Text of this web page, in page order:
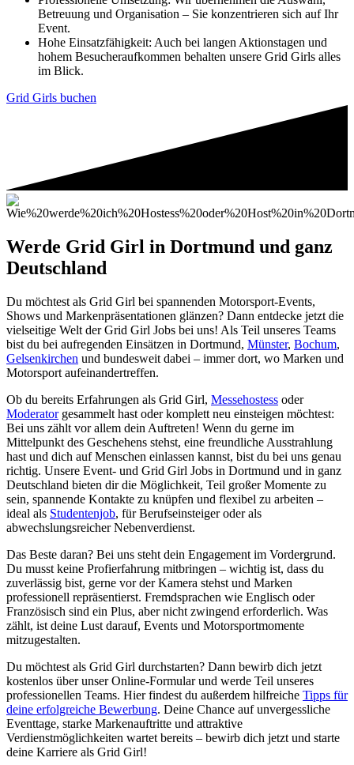
Betreuung und Organisation – Sie konzentrieren sich auf Ihr
Event.
Hohe Einsatzfähigkeit: Auch bei langen Aktionstagen und
hohem Besucheraufkommen behalten unsere Grid Girls alles
im Blick.
Grid Girls buchen
Werde Grid Girl in Dortmund und ganz
Deutschland
Du möchtest als Grid Girl bei spannenden Motorsport-Events,
Shows und Markenpräsentationen glänzen? Dann entdecke jetzt die
vielseitige Welt der Grid Girl Jobs bei uns! Als Teil unseres Teams
bist du bei aufregenden Einsätzen in Dortmund, Münster, Bochum,
Gelsenkirchen und bundesweit dabei – immer dort, wo Marken und
Motorsport aufeinandertreffen.
Ob du bereits Erfahrungen als Grid Girl, Messehostess oder
Moderatorgesammelt hast oder komplett neu einsteigen möchtest:
Bei uns zählt vor allem dein Auftreten! Wenn du gerne im
Mittelpunkt des Geschehens stehst, eine freundliche Ausstrahlung
hast und dich auf Menschen einlassen kannst, bist du bei uns genau
richtig. Unsere Event- und Grid Girl Jobs in Dortmund und in ganz
Deutschland bieten dir die Möglichkeit, Teil großer Momente zu
sein, spannende Kontakte zu knüpfen und flexibel zu arbeiten –
ideal als Studentenjob, für Berufseinsteiger oder als
abwechslungsreicher Nebenverdienst.
Das Beste daran? Bei uns steht dein Engagement im Vordergrund.
Du musst keine Profierfahrung mitbringen – wichtig ist, dass du
zuverlässig bist, gerne vor der Kamera stehst und Marken
professionell repräsentierst. Fremdsprachen wie Englisch oder
Französisch sind ein Plus, aber nicht zwingend erforderlich. Was
zählt, ist deine Lust darauf, Events und Motorsportmomente
mitzugestalten.
Du möchtest als Grid Girl durchstarten? Dann bewirb dich jetzt
kostenlos über unser Online-Formular und werde Teil unseres
professionellen Teams. Hier findest du außerdem hilfreiche Tipps für
deine erfolgreiche Bewerbung. Deine Chance auf unvergessliche
Eventtage, starke Markenauftritte und attraktive
Verdienstmöglichkeiten wartet bereits – bewirb dich jetzt und starte
deine Karriere als Grid Girl!